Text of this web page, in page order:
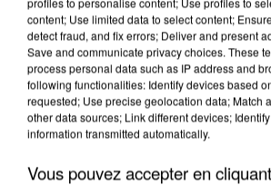
content; Use limited data to select content;
detect fraud, and fix errors; Deliver and present
Save and communicate privacy choices. These
process personal data such as IP address and
following functionalities: Identify devices based
requested; Use precise geolocation data; Match
other data sources; Link different devices;
information transmitted automatically.
Vous pouvez accepter en